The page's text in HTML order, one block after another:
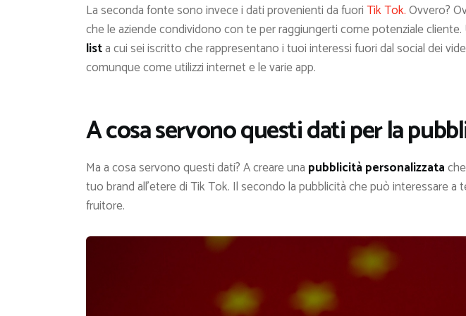
La seconda fonte sono invece i dati provenienti da fuoriTik Tok.Ovvero?
che le aziende condividono con te per raggiungerti come potenziale
lista cui sei iscritto che rappresentano i tuoi interessi fuori dal social dei
comunque come utilizzi internet e le varie app.
A cosa servono questi dati per la
Ma a cosa servono questi dati? A creare una pubblicità personalizzata
tuo brand all’etere di Tik Tok. Il secondo la pubblicità che può interessare
fruitore.